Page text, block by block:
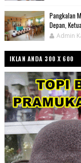
Pangkalan
Depan,
Admin
IKLAN ANDA 300 X 600